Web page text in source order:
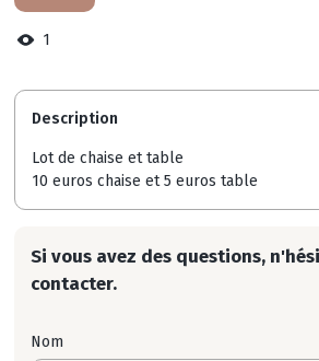
1
Description
Lot de chaise et table
10 euros chaise et 5 euros table
Si vous avez des questions,
contacter.
Nom